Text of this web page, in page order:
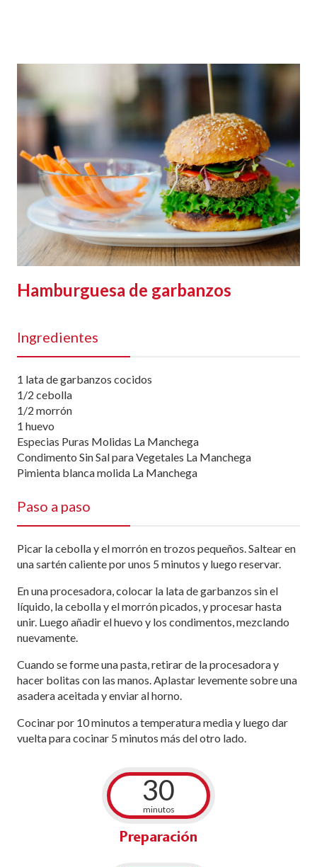
Hamburguesa de garbanzos
Ingredientes
1 lata de garbanzos cocidos
1/2 cebolla
1/2 morrón
1 huevo
Especias Puras Molidas La Manchega
Condimento Sin Sal para Vegetales La Manchega
Pimienta blanca molida La Manchega
Paso a paso
Picar la cebolla y el morrón en trozos pequeños. Saltear en
una sartén caliente por unos 5 minutos y luego reservar.
En una procesadora, colocar la lata de garbanzos sin el
líquido, la cebolla y el morrón picados, y procesar hasta
unir. Luego añadir el huevo y los condimentos, mezclando
nuevamente.
Cuando se forme una pasta, retirar de la procesadora y
hacer bolitas con las manos. Aplastar levemente sobre una
asadera aceitada y enviar al horno.
Cocinar por 10 minutos a temperatura media y luego dar
vuelta para cocinar 5 minutos más del otro lado.
30
minutos
Preparación